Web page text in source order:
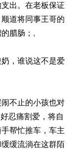
出。在老板保证
道将同事王哥的
腊肠； ,
，谁说这不是爱
不止的小孩也对
忍痛割爱，将自
帮忙推车，车主
缓流淌在这群陌